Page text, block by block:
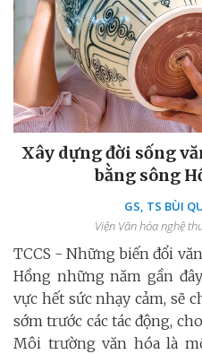
Xây dựng đời sống
bằng sông
GS, TS BÙI
Viện Văn hóa nghệ
TCCS - Những biến đổi
Hồng những năm gần
vực hết sức nhạy cảm, sẽ
sớm trước các tác động,
Môi trường văn hóa là